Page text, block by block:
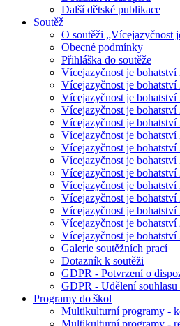
Další dětské publikace
Soutěž
O soutěži „Vícejazyčnost
Obecné podmínky
Přihláška do soutěže
Vícejazyčnost je bohatství
Vícejazyčnost je bohatství
Vícejazyčnost je bohatství
Vícejazyčnost je bohatství
Vícejazyčnost je bohatství
Vícejazyčnost je bohatství
Vícejazyčnost je bohatství
Vícejazyčnost je bohatství
Vícejazyčnost je bohatství
Vícejazyčnost je bohatství
Vícejazyčnost je bohatství
Vícejazyčnost je bohatství
Vícejazyčnost je bohatství
Vícejazyčnost je bohatství
Galerie soutěžních prací
Dotazník k soutěži
GDPR - Potvrzení o
GDPR - Udělení
Programy do škol
Multikulturní programy -